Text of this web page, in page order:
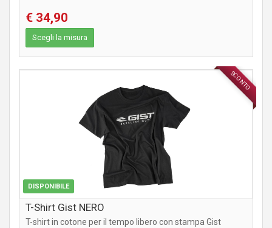
€ 34,90
Scegli la misura
SCONTO
DISPONIBILE
ABBIGLIAMENTO
T-Shirt Gist NERO
T-shirt in cotone per il tempo libero con stampa Gist